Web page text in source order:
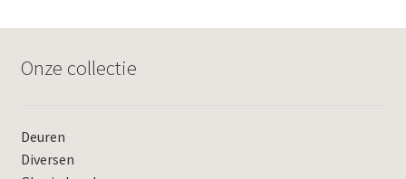
Onze collectie
Deuren
Diversen